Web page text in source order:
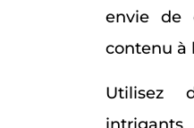
envie de
contenu à
Utilisez